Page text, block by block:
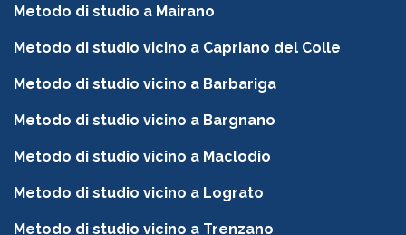
Metodo di studio a Mairano
Metodo di studio vicino a Capriano del Colle
Metodo di studio vicino a Barbariga
Metodo di studio vicino a Bargnano
Metodo di studio vicino a Maclodio
Metodo di studio vicino a Lograto
Metodo di studio vicino a Trenzano